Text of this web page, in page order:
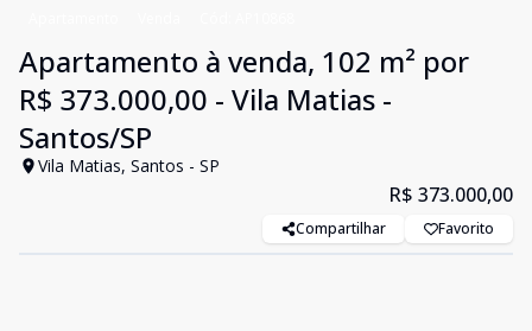
Apartamento à venda, 102 m² por
R$ 373.000,00 - Vila Matias -
Santos/SP
Vila Matias, Santos - SP
R$ 373.000,00
Compartilhar Favorito